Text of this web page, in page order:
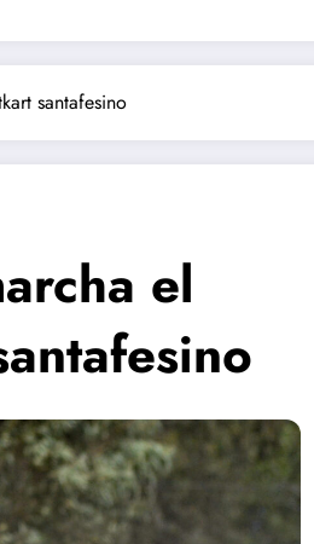
santafesino
el